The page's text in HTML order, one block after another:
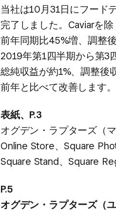
当社は​10月31日に​フード
完了しました。​Caviarを​
前年同期比45%増、​調整
2019年第1四半期から​第3
総純収益が​約1%、​調整後​
前年と​比べて​改善します。
表紙、​P.3
オグデン・​ラプターズ​（
Online Store、​Square
Square Stand、​Square
P.5
オグデン・​ラプターズ​（